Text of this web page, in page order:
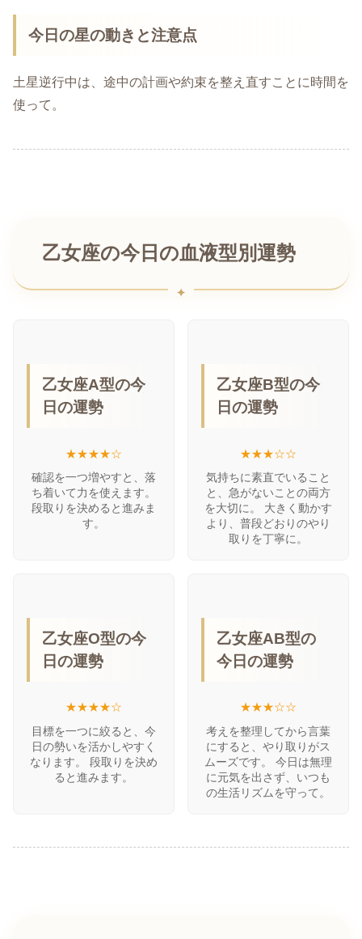
今日の星の動きと注意点
土星逆行中は、途中の計画や約束を整え直すことに時間を
使って。
乙女座の今日の血液型別運勢
乙女座A型の今
日の運勢
★★★★☆
確認を一つ増やすと、落
ち着いて力を使えます。
段取りを決めると進みま
す。
乙女座B型の今
日の運勢
★★★☆☆
気持ちに素直でいること
と、急がないことの両方
を大切に。 大きく動かす
より、普段どおりのやり
取りを丁寧に。
乙女座O型の今
日の運勢
★★★★☆
目標を一つに絞ると、今
日の勢いを活かしやすく
なります。 段取りを決め
ると進みます。
乙女座AB型の
今日の運勢
★★★☆☆
考えを整理してから言葉
にすると、やり取りがス
ムーズです。 今日は無理
に元気を出さず、いつも
の生活リズムを守って。